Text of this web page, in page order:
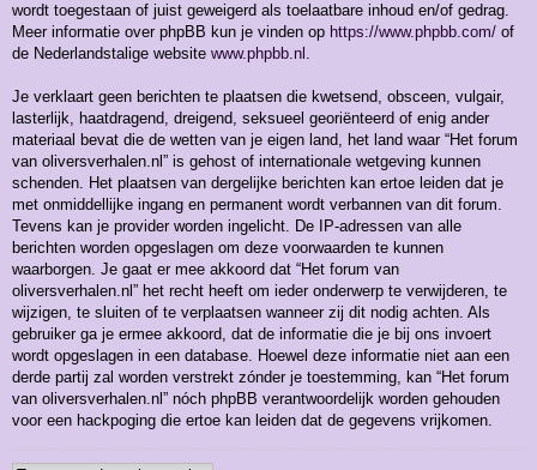
wordt toegestaan of juist geweigerd als toelaatbare inhoud en/of gedrag.
Meer informatie over phpBB kun je vinden op https://www.phpbb.com/ of
de Nederlandstalige website www.phpbb.nl .
Je verklaart geen berichten te plaatsen die kwetsend, obsceen, vulgair,
lasterlijk, haatdragend, dreigend, seksueel georiënteerd of enig ander
materiaal bevat die de wetten van je eigen land, het land waar “Het forum
van oliversverhalen.nl” is gehost of internationale wetgeving kunnen
schenden. Het plaatsen van dergelijke berichten kan ertoe leiden dat je
met onmiddellijke ingang en permanent wordt verbannen van dit forum.
Tevens kan je provider worden ingelicht. De IP-adressen van alle
berichten worden opgeslagen om deze voorwaarden te kunnen
waarborgen. Je gaat er mee akkoord dat “Het forum van
oliversverhalen.nl” het recht heeft om ieder onderwerp te verwijderen, te
wijzigen, te sluiten of te verplaatsen wanneer zij dit nodig achten. Als
gebruiker ga je ermee akkoord, dat de informatie die je bij ons invoert
wordt opgeslagen in een database. Hoewel deze informatie niet aan een
derde partij zal worden verstrekt zónder je toestemming, kan “Het forum
van oliversverhalen.nl” nóch phpBB verantwoordelijk worden gehouden
voor een hackpoging die ertoe kan leiden dat de gegevens vrijkomen.